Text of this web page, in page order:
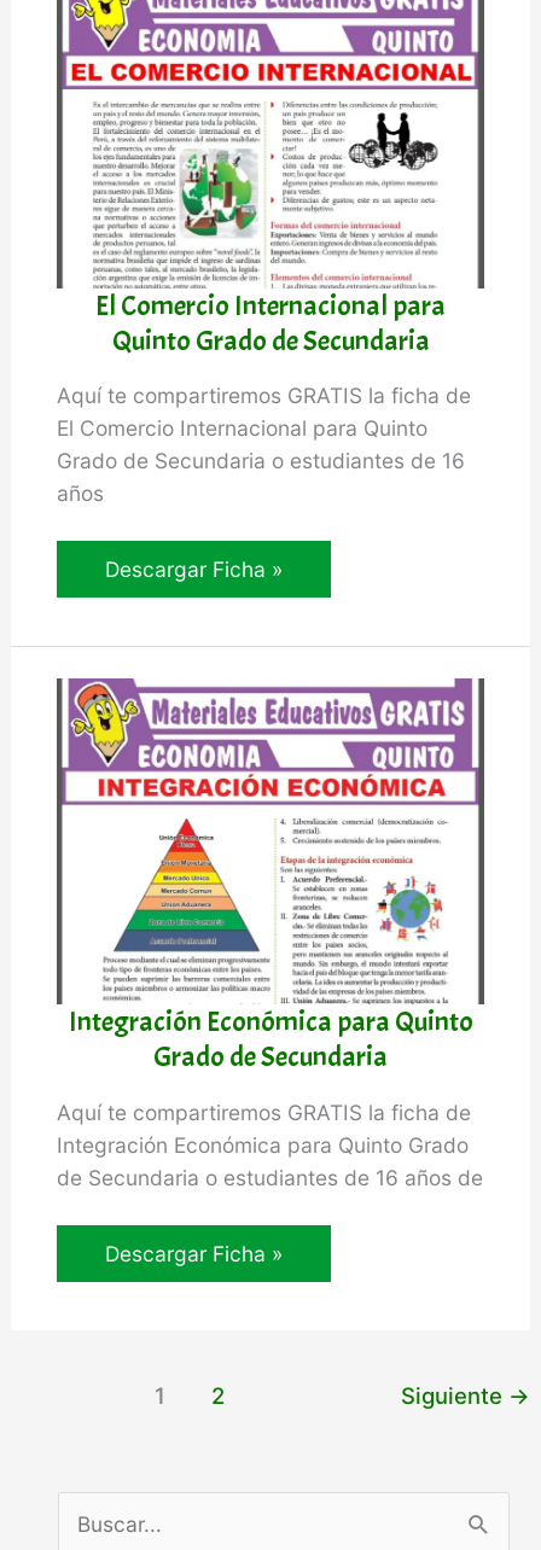
Grado
de
Secundaria
El Comercio Internacional para
Quinto Grado de Secundaria
Aquí te compartiremos GRATIS la ficha de
El Comercio Internacional para Quinto
Grado de Secundaria o estudiantes de 16
años
El
Comercio
Quinto
Grado
de
Secundaria
Descargar Ficha »
Integración Económica para Quinto
Grado de Secundaria
Aquí te compartiremos GRATIS la ficha de
Integración Económica para Quinto Grado
de Secundaria o estudiantes de 16 años de
Integración
Económica
Grado
Descargar Ficha »
1 2 Siguiente →